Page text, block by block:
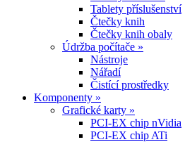
Tablety příslušenství
Čtečky knih
Čtečky knih obaly
Údržba počítače »
Nástroje
Nářadí
Čistící prostředky
Komponenty »
Grafické karty »
PCI-EX chip nVidia
PCI-EX chip ATi